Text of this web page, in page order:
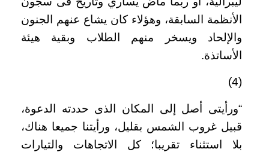
الأنظمة السابقة، وهؤلاء كان يشاع عنهم الجنون
والإلحاد ويسخر منهم الطلاب وبقية هيئة
الأساتذة.
(4)
“ورأيتى أصل إلى المكان الذى حددته الدعوة،
قبيل غروب الشمس بقليل، ورأيتنا جميعا هناك،
بلا استثناء تقريبا؛ كل الاتجاهات والتيارات